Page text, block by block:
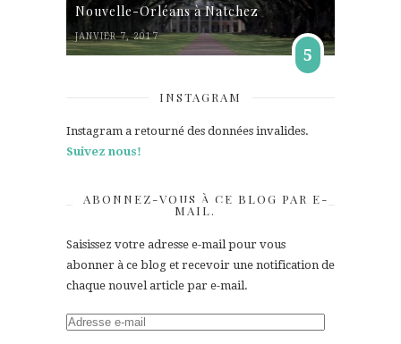
Nouvelle-Orléans à Natchez
JANVIER 7, 2017
5
INSTAGRAM
Instagram a retourné des données invalides.
Suivez nous!
ABONNEZ-VOUS À CE BLOG PAR E-
MAIL.
Saisissez votre adresse e-mail pour vous
abonner à ce blog et recevoir une notification de
chaque nouvel article par e-mail.
Adresse